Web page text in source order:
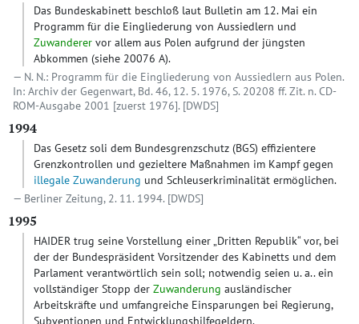
Das Bundeskabinett beschloß laut Bulletin am 12. Mai ein
Programm für die Eingliederung von Aussiedlern und
Zuwanderer vor allem aus Polen aufgrund der jüngsten
Abkommen (siehe 20076 A).
N. N.: Programm für die Eingliederung von Aussiedlern aus Polen.
In: Archiv der Gegenwart, Bd. 46, 12. 5. 1976, S. 20208 ff. Zit. n. CD-
ROM-Ausgabe 2001 [zuerst 1976]. [DWDS]
1994
Das Gesetz soli dem Bundesgrenzschutz (BGS) effizientere
Grenzkontrollen und gezieltere Maßnahmen im Kampf gegen
illegale Zuwanderung und Schleuserkriminalität ermöglichen.
Berliner Zeitung, 2. 11. 1994. [DWDS]
1995
HAIDER trug seine Vorstellung einer „Dritten Republik“ vor, bei
der der Bundespräsident Vorsitzender des Kabinetts und dem
Parlament verantwörtlich sein soll; notwendig seien u. a.. ein
vollständiger Stopp der Zuwanderung ausländischer
Arbeitskräfte und umfangreiche Einsparungen bei Regierung,
Subventionen und Entwicklungshilfegeldern.